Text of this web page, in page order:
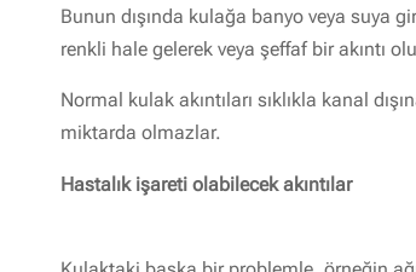
Bunun dışında kulağa banyo veya suya
renkli hale gelerek veya şeffaf bir akıntı
Normal kulak akıntıları sıklıkla kanal
miktarda olmazlar.
Hastalık işareti olabilecek akıntılar